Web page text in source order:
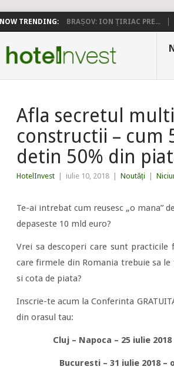
NOW TRENDING: BRAȘOV: ION ȚIRIAC PRE...
Afla secretul
constructii – cum
detin 50% din
HotelInvest iulie 10, 2018 Noutăți
Te-ai intrebat cum reusesc „o mana”
depaseste 10 mld euro?
Vrei sa descoperi care sunt
care firmele din Romania trebuie sa
si cota de piata?
Inscrie-te acum la Conferinta
din orasul tau:
Cluj – Napoca – 25 iulie 2018
Bucuresti – 31 iulie 2018 –